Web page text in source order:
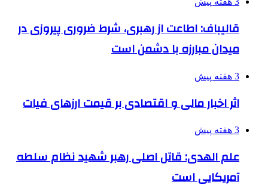
قالیباف: اطاعت از رهبری، شرط ضروری پیروزی در
میدان مبارزه با دشمن است
3 هفته پیش
اثر اخبار مالی و اقتصادی بر قیمت ارزهای فیات
3 هفته پیش
علم الهدی: قاتل اصلی رهبر شهید نظام سلطه
آمریکایی است